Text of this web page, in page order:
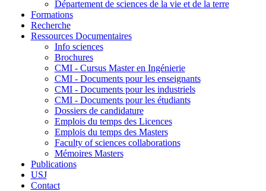
Département de sciences de la vie et de la terre
Formations
Recherche
Ressources Documentaires
Info sciences
Brochures
CMI - Cursus Master en Ingénierie
CMI - Documents pour les enseignants
CMI - Documents pour les industriels
CMI - Documents pour les étudiants
Dossiers de candidature
Emplois du temps des Licences
Emplois du temps des Masters
Faculty of sciences collaborations
Mémoires Masters
Publications
USJ
Contact